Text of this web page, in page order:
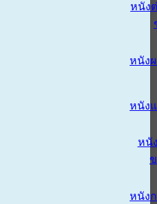
หนัง
หนัง
หนัง
หนั
หนัง